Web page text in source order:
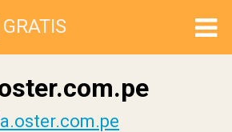
GRATIS